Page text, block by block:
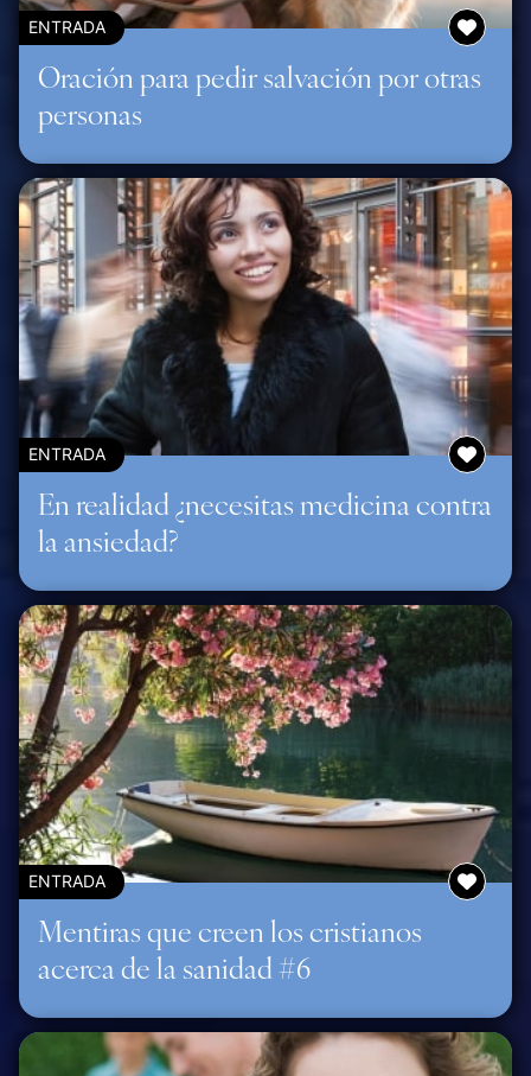
ENTRADA
Oración para pedir salvación por otras
personas
ENTRADA
En realidad ¿necesitas medicina contra
la ansiedad?
ENTRADA
Mentiras que creen los cristianos
acerca de la sanidad #6